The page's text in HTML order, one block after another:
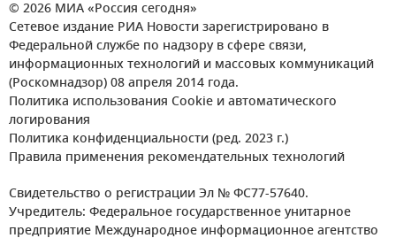
© 2026 МИА «Россия сегодня»
Сетевое издание РИА Новости зарегистрировано в
Федеральной службе по надзору в сфере связи,
информационных технологий и массовых коммуникаций
(Роскомнадзор) 08 апреля 2014 года.
Политика использования Cookie и автоматического
логирования
Политика конфиденциальности (ред. 2023 г.)
Правила применения рекомендательных технологий
Свидетельство о регистрации Эл № ФС77-57640.
Учредитель: Федеральное государственное унитарное
предприятие Международное информационное агентство